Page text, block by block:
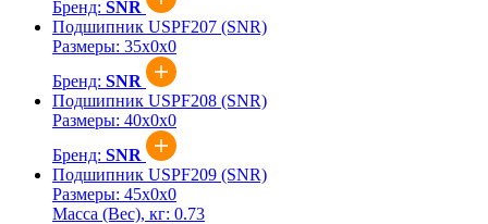
Бренд: SNR
Подшипник USPF207 (SNR)
Размеры: 35x0x0
Бренд: SNR
Подшипник USPF208 (SNR)
Размеры: 40x0x0
Бренд: SNR
Подшипник USPF209 (SNR)
Размеры: 45x0x0
Масса (Вес), кг: 0.73